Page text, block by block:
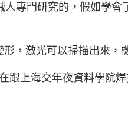
專門研究的，假如學
，激光可以掃描出來，
上海交年夜資料學院